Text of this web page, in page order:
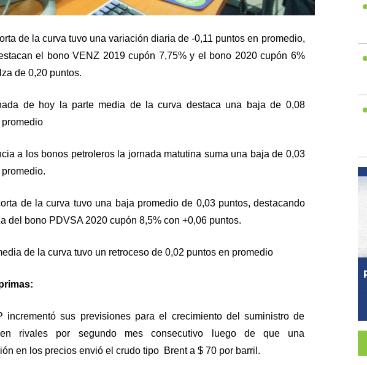
de la curva tuvo una variación diaria de -0,11 puntos en promedio,
el bono VENZ 2019 cupón 7,75% y el bono 2020 cupón 6%
de 0,20 puntos.
de hoy la parte media de la curva destaca una baja de 0,08
a los bonos petroleros la jornada matutina suma una baja de 0,03
de la curva tuvo una baja promedio de 0,03 puntos, destacando
del bono PDVSA 2020 cupón 8,5% con +0,06 puntos.
de la curva tuvo un retroceso de 0,02 puntos en promedio
incrementó sus previsiones para el crecimiento del suministro de
rivales por segundo mes consecutivo luego de que una
en los precios envió el crudo tipo Brent a $ 70 por barril.